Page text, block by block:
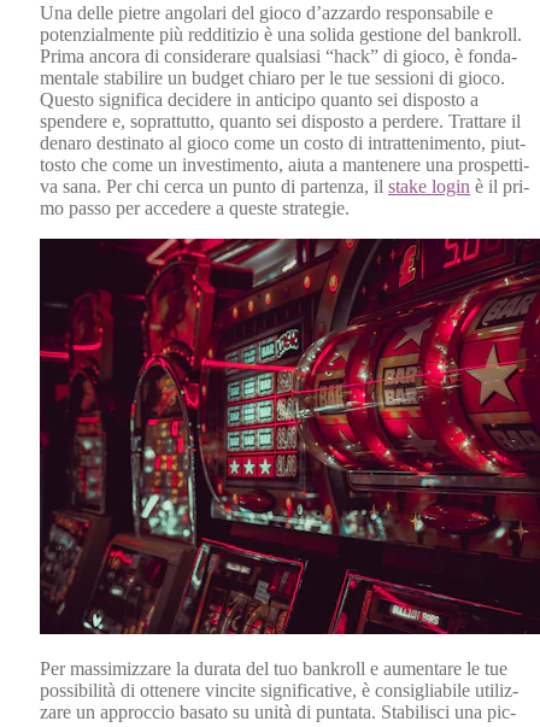
Una delle pietre ango­lari del gio­co d’azzardo respon­s­abile e
poten­zial­mente più red­di­tizio è una sol­i­da ges­tione del bankroll.
Pri­ma anco­ra di con­sid­er­are qual­si­asi “hack” di gio­co, è fon­da­
men­tale sta­bilire un bud­get chiaro per le tue ses­sioni di gio­co.
Questo sig­nifi­ca decidere in anticipo quan­to sei dis­pos­to a
spendere e, soprat­tut­to, quan­to sei dis­pos­to a perdere. Trattare il
denaro des­ti­na­to al gio­co come un cos­to di intrat­ten­i­men­to, piut­
tosto che come un inves­ti­men­to, aiu­ta a man­tenere una prospet­ti­
va sana. Per chi cer­ca un pun­to di parten­za, il stake login è il pri­
mo pas­so per accedere a queste strate­gie.
Per mas­simiz­zare la dura­ta del tuo bankroll e aumentare le tue
pos­si­bil­ità di ottenere vincite sig­ni­fica­tive, è con­sigli­a­bile uti­liz­
zare un approc­cio basato su unità di pun­ta­ta. Sta­bilis­ci una pic­